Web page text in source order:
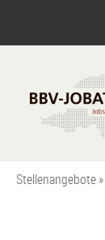
Stellenangebote